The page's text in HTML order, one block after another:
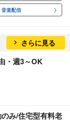
音楽配信
さらに見る
・週3～OK
み/住宅型有料老